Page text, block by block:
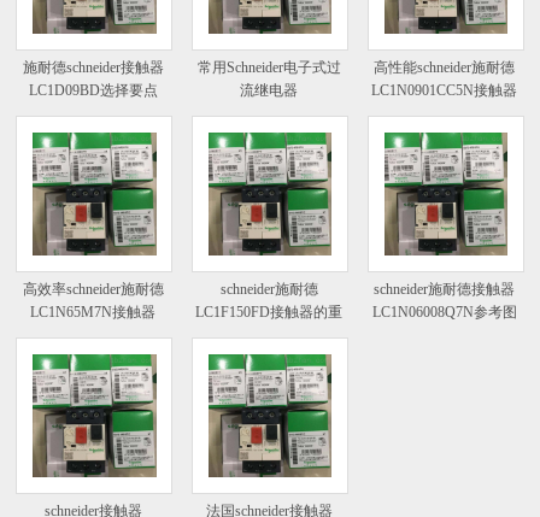
施耐德schneider接触器
LC1D09BD选择要点
常用Schneider电子式过
流继电器
高性能schneider施耐德
LC1N0901CC5N接触器
高效率schneider施耐德
LC1N65M7N接触器
schneider施耐德
LC1F150FD接触器的重
要参数
schneider施耐德接触器
LC1N06008Q7N参考图
schneider接触器 法国schneider接触器